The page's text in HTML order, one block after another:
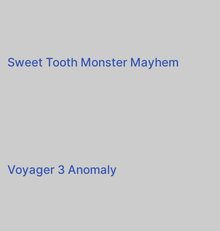
Sweet Tooth Monster Mayhem
Voyager 3 Anomaly